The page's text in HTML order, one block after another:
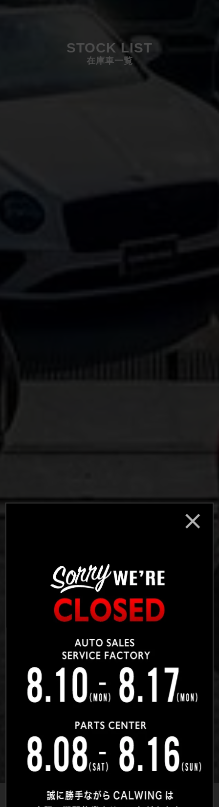
STOCK LIST
在庫車一覧